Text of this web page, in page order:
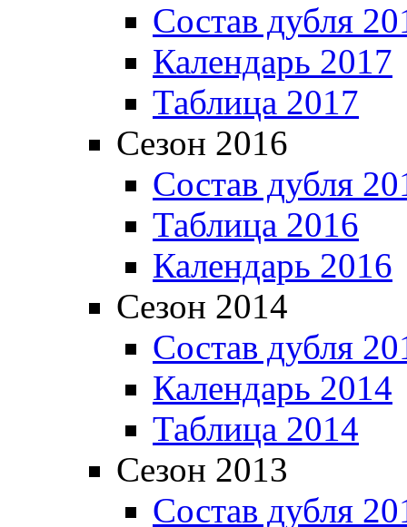
Состав дубля
Календарь 2017
Таблица 2017
Сезон 2016
Состав дубля
Таблица 2016
Календарь 2016
Сезон 2014
Состав дубля
Календарь 2014
Таблица 2014
Сезон 2013
Состав дубля